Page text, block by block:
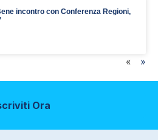
incontro con Conferenza Regioni,
« »
Ora